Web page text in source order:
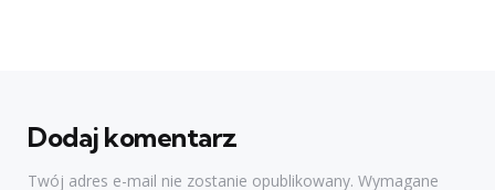
Dodaj komentarz
Twój adres e-mail nie zostanie opublikowany. Wymagane